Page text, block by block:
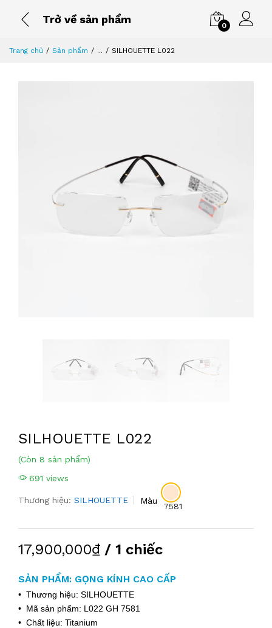
Trở về sản phẩm
0
Trang chủ Sản phẩm ... SILHOUETTE L022
SILHOUETTE L022
(Còn 8 sản phẩm)
691 views
Thương hiệu: SILHOUETTE Màu
7581
17,900,000₫ / 1 chiếc
SẢN PHẨM: GỌNG KÍNH CAO CẤP
• Thương hiệu: SILHOUETTE
• Mã sản phẩm: L022 GH 7581
• Chất liệu: Titanium